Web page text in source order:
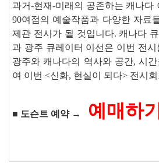
과거-현재-미래의 공존하는 캐나다
90여점의 예술작품과 다양한 자료
제관 전시가 될 것입니다. 캐나다
과 광주 큐레이터 이선은 이번 전
광주와 캐나다의 역사와 공간, 시
여 이번 <신화, 현실이 되다> 전시
■ 도슨트 예약 → 예매하